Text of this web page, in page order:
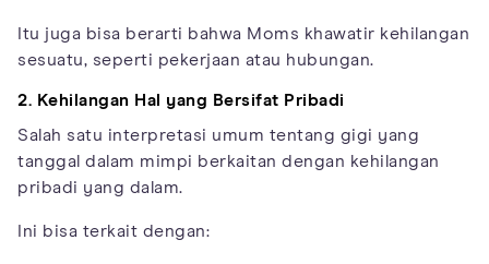
Itu juga bisa berarti bahwa Moms khawatir kehilangan
sesuatu, seperti pekerjaan atau hubungan.
2. Kehilangan Hal yang Bersifat Pribadi
Salah satu interpretasi umum tentang gigi yang
tanggal dalam mimpi berkaitan dengan kehilangan
pribadi yang dalam.
Ini bisa terkait dengan: